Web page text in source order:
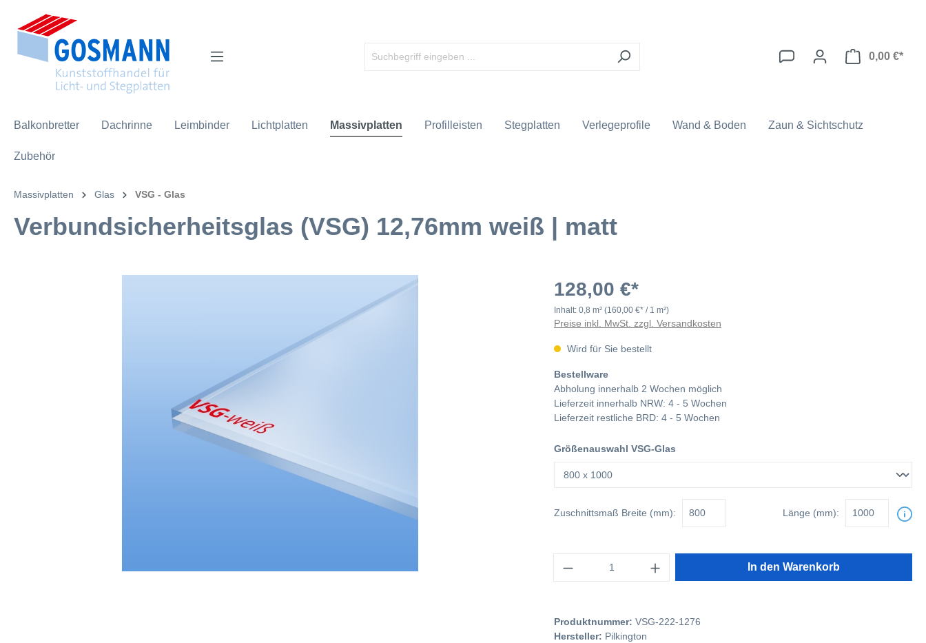
springen
0,00 €*
Balkonbretter Dachrinne Leimbinder Lichtplatten Massivplatten Profilleisten Stegplatten Verlegeprofile Wand & Boden Zaun & Sichtschutz
Zubehör
Massivplatten Glas VSG - Glas
Verbundsicherheitsglas (VSG) 12,76mm weiß | matt
128,00 €*
Inhalt: 0,8 m² (160,00 €* / 1 m²)
Preise inkl. MwSt. zzgl. Versandkosten
Wird für Sie bestellt
Bestellware
Abholung innerhalb 2 Wochen möglich
Lieferzeit innerhalb NRW: 4 - 5 Wochen
Lieferzeit restliche BRD: 4 - 5 Wochen
Größenauswahl VSG-Glas
Zuschnittsmaß Breite (mm): Länge (mm):
In den Warenkorb
Produktnummer: VSG-222-1276
Hersteller: Pilkington